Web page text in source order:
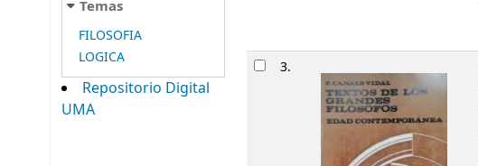
Temas
FILOSOFIA
LOGICA
Repositorio Digital
UMA
3.